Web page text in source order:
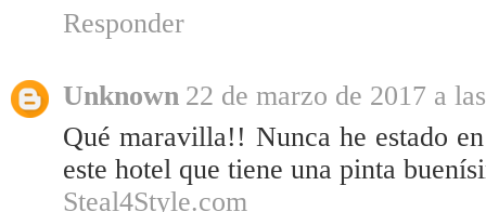
Responder
Unknown 22 de marzo de 2017 a
Qué maravilla!! Nunca he estado
este hotel que tiene una pinta
Steal4Style.com